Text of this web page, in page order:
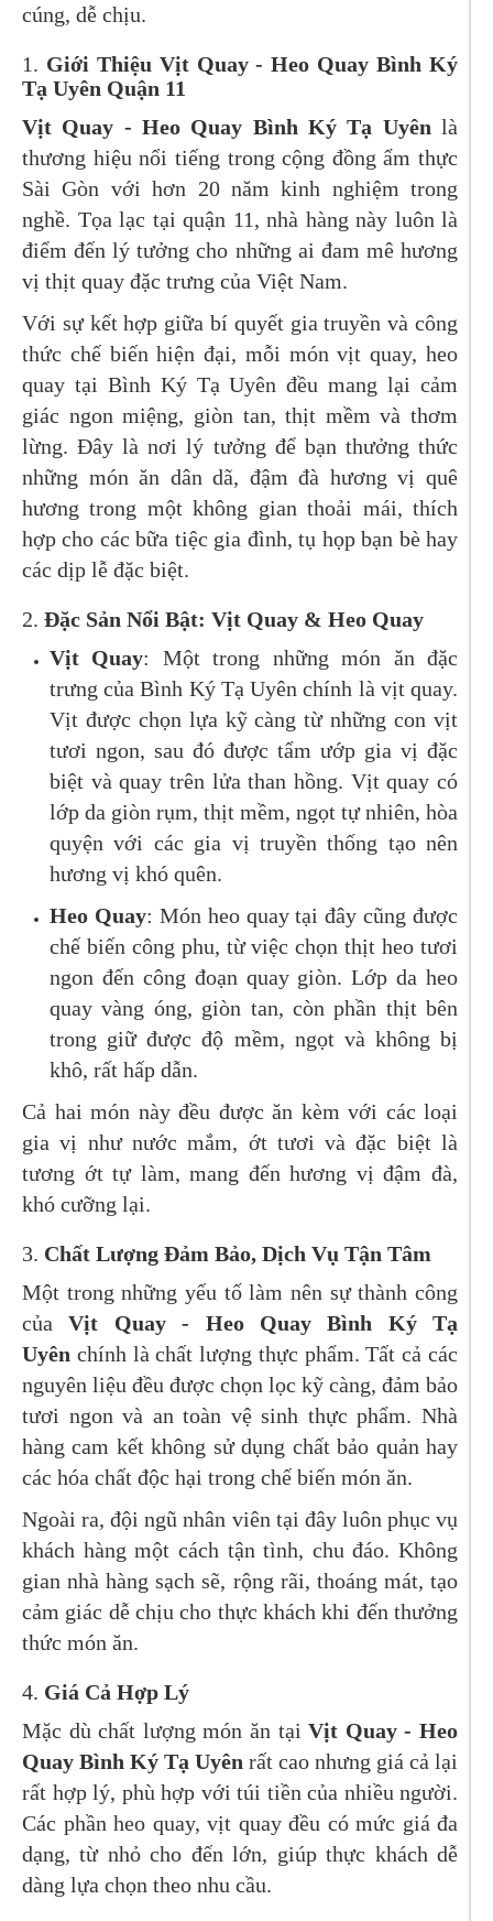
cúng, dễ chịu.
1. Giới Thiệu Vịt Quay - Heo Quay Bình Ký
Tạ Uyên Quận 11
Vịt Quay - Heo Quay Bình Ký Tạ Uyên là
thương hiệu nổi tiếng trong cộng đồng ẩm thực
Sài Gòn với hơn 20 năm kinh nghiệm trong
nghề. Tọa lạc tại quận 11, nhà hàng này luôn là
điểm đến lý tưởng cho những ai đam mê hương
vị thịt quay đặc trưng của Việt Nam.
Với sự kết hợp giữa bí quyết gia truyền và công
thức chế biến hiện đại, mỗi món vịt quay, heo
quay tại Bình Ký Tạ Uyên đều mang lại cảm
giác ngon miệng, giòn tan, thịt mềm và thơm
lừng. Đây là nơi lý tưởng để bạn thưởng thức
những món ăn dân dã, đậm đà hương vị quê
hương trong một không gian thoải mái, thích
hợp cho các bữa tiệc gia đình, tụ họp bạn bè hay
các dịp lễ đặc biệt.
2. Đặc Sản Nổi Bật: Vịt Quay & Heo Quay
Vịt Quay: Một trong những món ăn đặc
trưng của Bình Ký Tạ Uyên chính là vịt quay.
Vịt được chọn lựa kỹ càng từ những con vịt
tươi ngon, sau đó được tẩm ướp gia vị đặc
biệt và quay trên lửa than hồng. Vịt quay có
lớp da giòn rụm, thịt mềm, ngọt tự nhiên, hòa
quyện với các gia vị truyền thống tạo nên
hương vị khó quên.
Heo Quay: Món heo quay tại đây cũng được
chế biến công phu, từ việc chọn thịt heo tươi
ngon đến công đoạn quay giòn. Lớp da heo
quay vàng óng, giòn tan, còn phần thịt bên
trong giữ được độ mềm, ngọt và không bị
khô, rất hấp dẫn.
Cả hai món này đều được ăn kèm với các loại
gia vị như nước mắm, ớt tươi và đặc biệt là
tương ớt tự làm, mang đến hương vị đậm đà,
khó cưỡng lại.
3. Chất Lượng Đảm Bảo, Dịch Vụ Tận Tâm
Một trong những yếu tố làm nên sự thành công
củaVịt Quay - Heo Quay Bình Ký Tạ
Uyên chính là chất lượng thực phẩm. Tất cả các
nguyên liệu đều được chọn lọc kỹ càng, đảm bảo
tươi ngon và an toàn vệ sinh thực phẩm. Nhà
hàng cam kết không sử dụng chất bảo quản hay
các hóa chất độc hại trong chế biến món ăn.
Ngoài ra, đội ngũ nhân viên tại đây luôn phục vụ
khách hàng một cách tận tình, chu đáo. Không
gian nhà hàng sạch sẽ, rộng rãi, thoáng mát, tạo
cảm giác dễ chịu cho thực khách khi đến thưởng
thức món ăn.
4. Giá Cả Hợp Lý
Mặc dù chất lượng món ăn tạiVịt Quay - Heo
Quay Bình Ký Tạ Uyên rất cao nhưng giá cả lại
rất hợp lý, phù hợp với túi tiền của nhiều người.
Các phần heo quay, vịt quay đều có mức giá đa
dạng, từ nhỏ cho đến lớn, giúp thực khách dễ
dàng lựa chọn theo nhu cầu.